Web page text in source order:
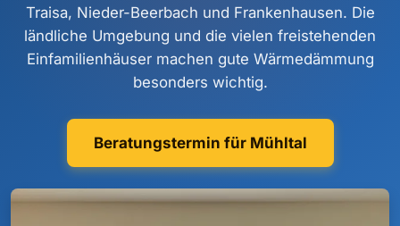
Traisa, Nieder-Beerbach und Frankenhausen. Die
ländliche Umgebung und die vielen freistehenden
Einfamilienhäuser machen gute Wärmedämmung
besonders wichtig.
Beratungstermin für Mühltal